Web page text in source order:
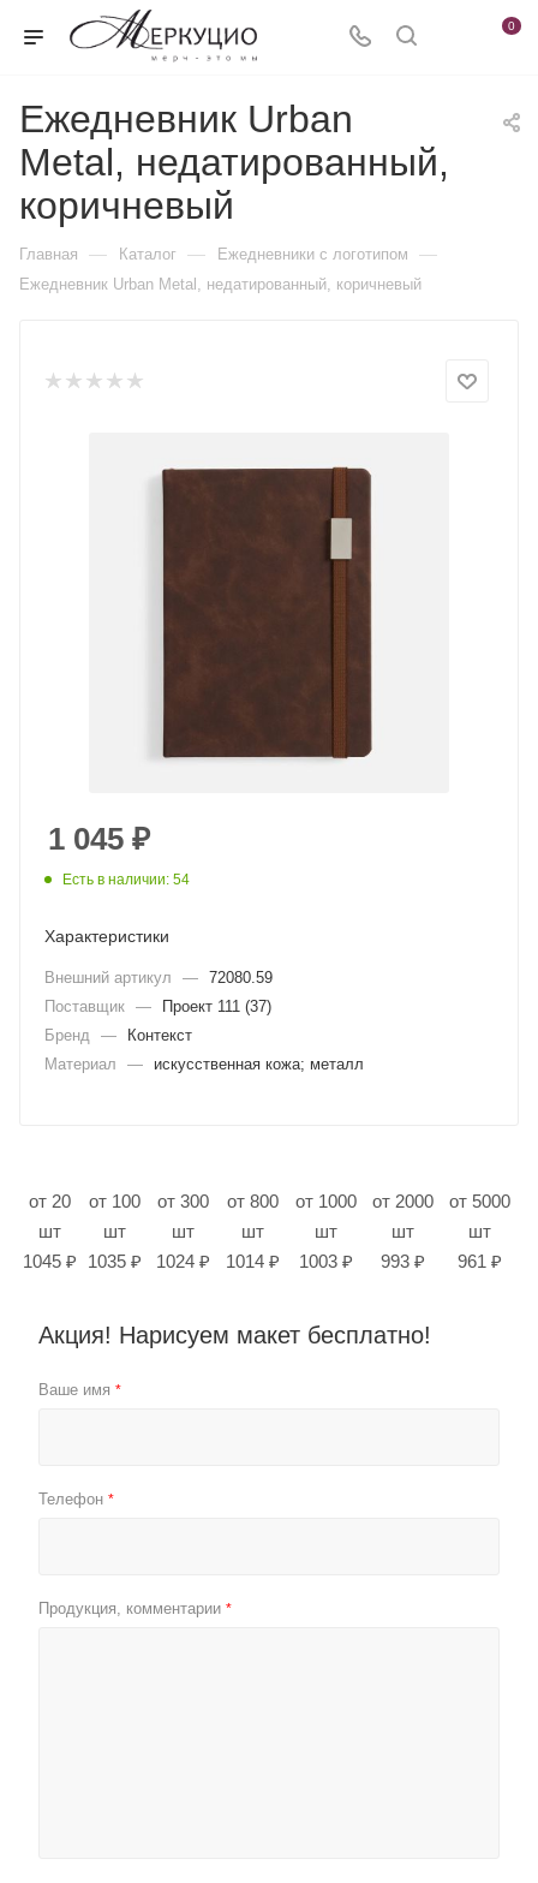
0
Ежедневник Urban
Metal, недатированный,
коричневый
Главная — Каталог — Ежедневники c логотипом —
Ежедневник Urban Metal, недатированный, коричневый
1 045 ₽
Есть в наличии: 54
Характеристики
Внешний артикул — 72080.59
Поставщик —
Проект 111 (37)
Бренд
—
Контекст
Материал
— искусственная кожа; металл
от 20
шт
1045 ₽
от 100
шт
1035 ₽
от 300
шт
1024 ₽
от 800
шт
1014 ₽
от 1000
шт
1003 ₽
от 2000
шт
993 ₽
от 5000
шт
961 ₽
Акция! Нарисуем макет бесплатно!
Ваше имя *
Телефон *
Продукция, комментарии *